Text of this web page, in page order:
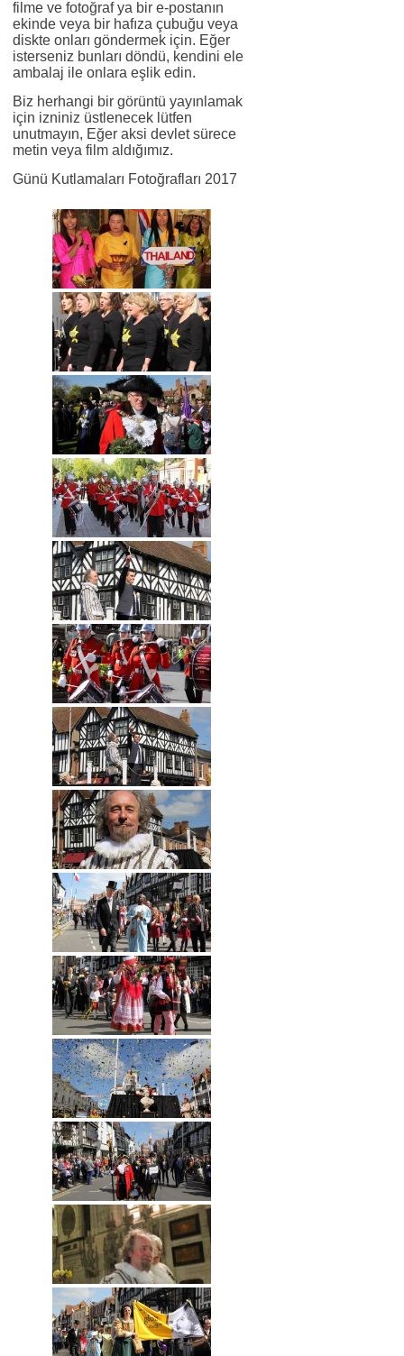
filme ve fotoğraf ya bir e-postanın
ekinde veya bir hafıza çubuğu veya
diskte onları göndermek için. Eğer
isterseniz bunları döndü, kendini ele
ambalaj ile onlara eşlik edin.
Biz herhangi bir görüntü yayınlamak
için izniniz üstlenecek lütfen
unutmayın, Eğer aksi devlet sürece
metin veya film aldığımız.
Günü Kutlamaları Fotoğrafları 2017